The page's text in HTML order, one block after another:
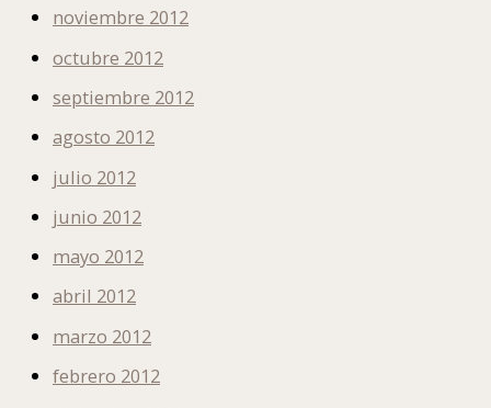
noviembre 2012
octubre 2012
septiembre 2012
agosto 2012
julio 2012
junio 2012
mayo 2012
abril 2012
marzo 2012
febrero 2012